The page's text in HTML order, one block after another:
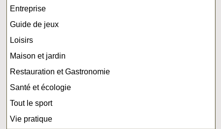
Entreprise
Guide de jeux
Loisirs
Maison et jardin
Restauration et Gastronomie
Santé et écologie
Tout le sport
Vie pratique